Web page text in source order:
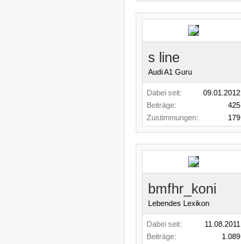
s line
Audi A1 Guru
Dabei seit:
09.01.2012
Beiträge:
425
Zustimmungen:
179
bmfhr_koni
Lebendes Lexikon
Dabei seit:
11.08.2011
Beiträge:
1.089